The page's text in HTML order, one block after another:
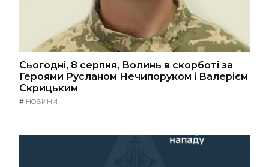
Сьогодні, 8 серпня, Волинь в скорботі за
Героями Русланом Нечипоруком і Валерієм
Скрицьким
# НОВИНИ